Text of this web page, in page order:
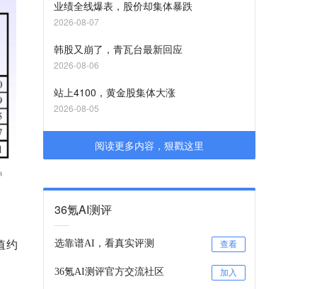
约
业绩全线爆表，股价却集体暴跌
2026-08-07
韩股又崩了，青瓦台最新回应
2026-08-06
站上4100，黄金股集体大涨
2026-08-05
阅读更多内容，狠戳这里
36氪AI测评
选靠谱AI，看真实评测 查看
36氪AI测评官方交流社区 加入